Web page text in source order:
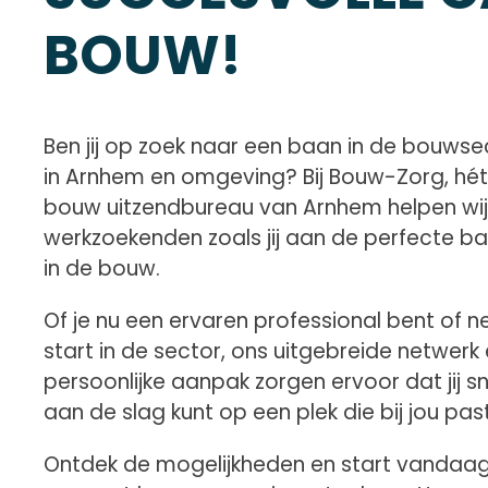
BOUW!
Ben jij op zoek naar een baan in de
in Arnhem en omgeving? Bij Bouw-Zorg, hét
bouw uitzendbureau van Arnhem helpen wij
werkzoekenden zoals jij aan de perfecte
in de bouw.
Of je nu een ervaren professional bent of
start in de sector, ons uitgebreide netwerk
persoonlijke aanpak zorgen ervoor dat jij
aan de slag kunt op een plek die bij jou
Ontdek de mogelijkheden en start